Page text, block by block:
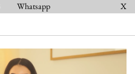
Whatsapp
X